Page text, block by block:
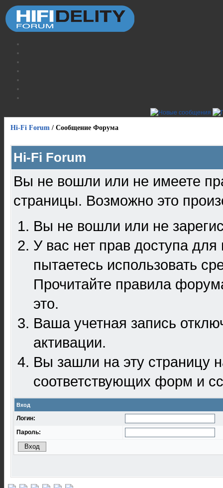
Hi-Fi Forum / Сообщение Форума
Hi-Fi Forum
Вы не вошли или не имеете
страницы. Возможно это
Вы не вошли или не
У вас нет прав доступа
пытаетесь использовать
Прочитайте правила
это.
Ваша учетная запись
активации.
Вы зашли на эту
соответствующих форм и
Вход
Логин:
Пароль: